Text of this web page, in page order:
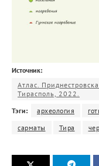
Источник:
Атлас.
Тирасполь, 2022.
Тэги:
археология
сарматы
Тира